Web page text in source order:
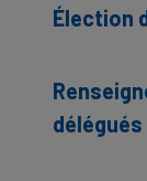
Élection
délégués